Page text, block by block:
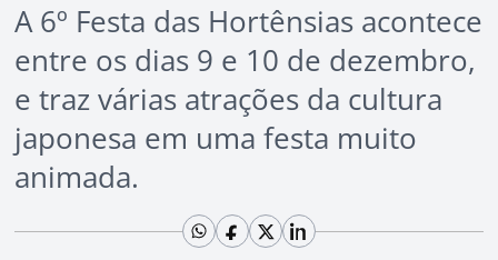
A 6º Festa das Hortênsias acontece
entre os dias 9 e 10 de dezembro,
e traz várias atrações da cultura
japonesa em uma festa muito
animada.